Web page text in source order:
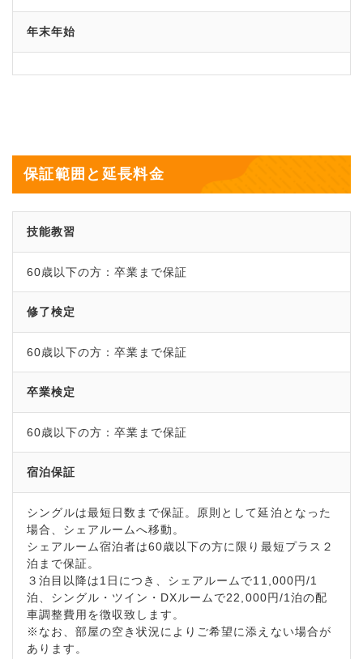
年末年始
保証範囲と延長料金
技能教習
60歳以下の方：卒業まで保証
修了検定
60歳以下の方：卒業まで保証
卒業検定
60歳以下の方：卒業まで保証
宿泊保証
シングルは最短日数まで保証。原則として延泊となった
場合、シェアルームへ移動。
シェアルーム宿泊者は60歳以下の方に限り最短プラス２
泊まで保証。
３泊目以降は1日につき、シェアルームで11,000円/1
泊、シングル・ツイン・DXルームで22,000円/1泊の配
車調整費用を徴収致します。
※なお、部屋の空き状況によりご希望に添えない場合が
あります。